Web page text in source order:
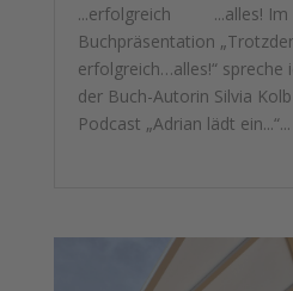
...erfolgreich ...alles! Im
Buchpräsentation
erfolgreich…alles!“ spreche
der Buch-Autorin Silvia
Podcast „Adrian lädt ein...“...